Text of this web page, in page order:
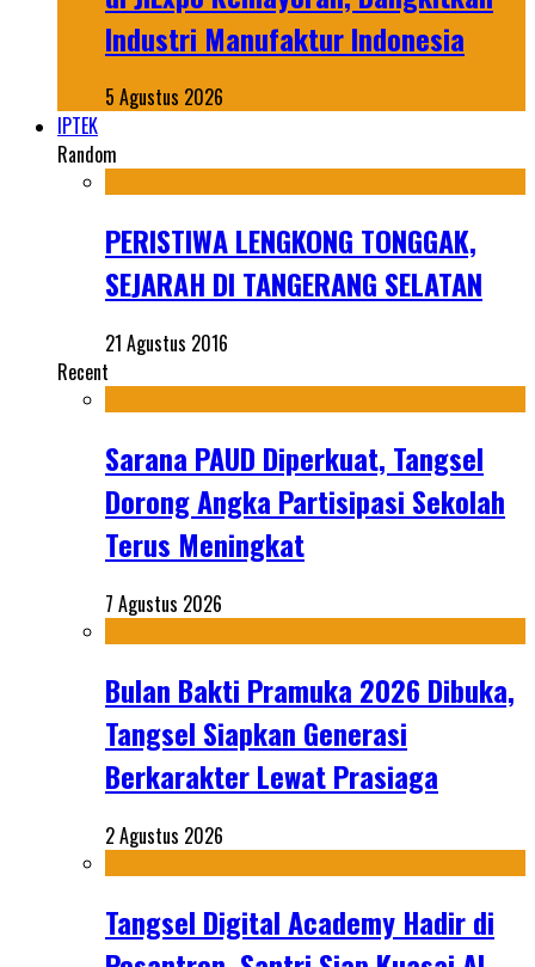
Industri Manufaktur Indonesia
5 Agustus 2026
IPTEK
Random
PERISTIWA LENGKONG TONGGAK,
SEJARAH DI TANGERANG SELATAN
21 Agustus 2016
Recent
Sarana PAUD Diperkuat, Tangsel
Dorong Angka Partisipasi Sekolah
Terus Meningkat
7 Agustus 2026
Bulan Bakti Pramuka 2026 Dibuka,
Tangsel Siapkan Generasi
Berkarakter Lewat Prasiaga
2 Agustus 2026
Tangsel Digital Academy Hadir di